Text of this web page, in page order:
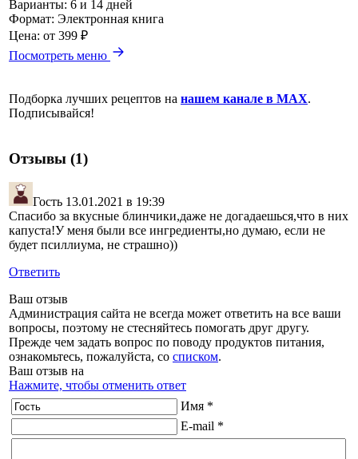
Варианты: 6 и 14 дней
Формат: Электронная книга
Цена: от 399 ₽
Посмотреть меню
Подборка лучших рецептов на нашем канале в MAX.
Подписывайся!
Отзывы (1)
Гость 13.01.2021 в 19:39
Спасибо за вкусные блинчики,даже не догадаешься,что в них
капуста!У меня были все ингредиенты,но думаю, если не
будет псиллиума, не страшно))
Ответить
Ваш отзыв
Администрация сайта не всегда может ответить на все ваши
вопросы, поэтому не стесняйтесь помогать друг другу.
Прежде чем задать вопрос по поводу продуктов питания,
ознакомьтесь, пожалуйста, со списком.
Ваш отзыв на
Нажмите, чтобы отменить ответ
Имя *
E-mail *